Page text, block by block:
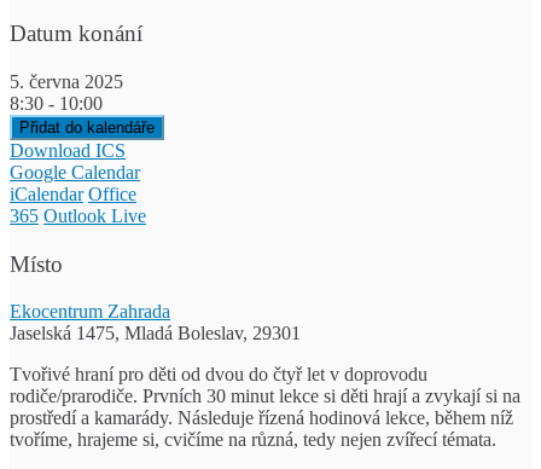
Datum konání
5. června 2025
8:30 - 10:00
Přidat do kalendáře
Download ICS
Google Calendar
iCalendar Office
365 Outlook Live
Místo
Ekocentrum Zahrada
Jaselská 1475, Mladá Boleslav, 29301
Tvořivé hraní pro děti od dvou do čtyř let v doprovodu
rodiče/prarodiče. Prvních 30 minut lekce si děti hrají a zvykají si na
prostředí a kamarády. Následuje řízená hodinová lekce, během níž
tvoříme, hrajeme si, cvičíme na různá, tedy nejen zvířecí témata.